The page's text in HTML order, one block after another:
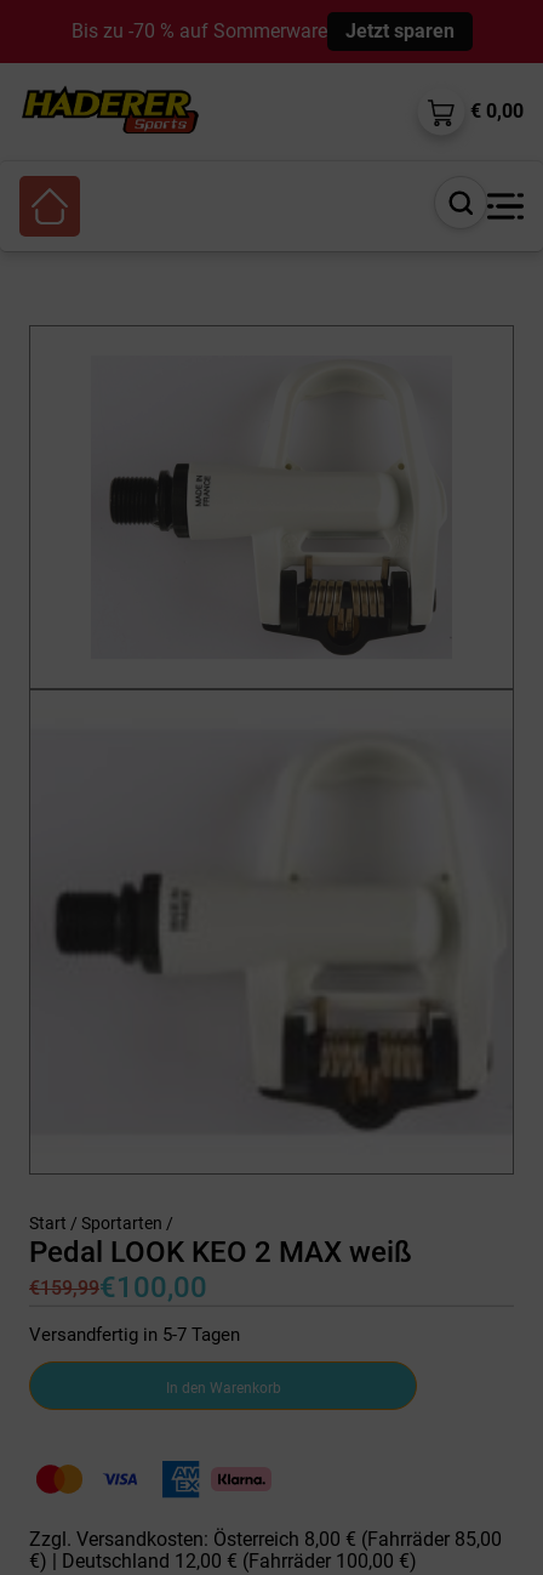
Bis zu -70 % auf Sommerware Jetzt sparen
€ 0,00
Suche
Start / Sportarten /
Pedal LOOK KEO 2 MAX weiß
€159,99
Ursprünglicher
war:
€159,99
€100,00
Aktueller
ist:
€100,00.
Versandfertig in 5-7 Tagen
Pedal
LOOK
KEO
weiß
In den Warenkorb
Zzgl. Versandkosten: Österreich 8,00 € (Fahrräder 85,00
€) | Deutschland 12,00 € (Fahrräder 100,00 €)